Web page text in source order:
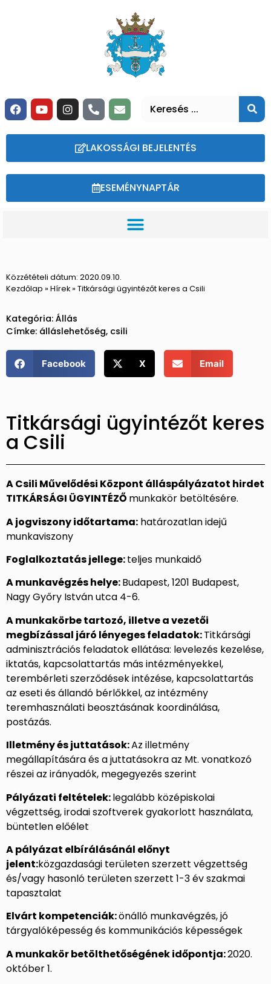
LAKOSSÁGI BEJELENTÉS
ESEMÉNYNAPTÁR
Közzétételi dátum: 2020.09.10.
Kezdőlap » Hírek» Titkársági ügyintézőt keres a Csili
Kategória: Állás
Címke: álláslehetőség, csili
Facebook X Email
Titkársági ügyintézőt keres
a Csili
A Csili Művelődési Központ álláspályázatot hirdet
TITKÁRSÁGI ÜGYINTÉZŐ munkakör betöltésére.
A jogviszony időtartama: határozatlan idejű
munkaviszony
Foglalkoztatás jellege:teljes munkaidő
A munkavégzés helye:Budapest, 1201 Budapest,
Nagy Győry István utca 4-6.
A munkakörbe tartozó, illetve a vezetői
megbízással járó lényeges feladatok:Titkársági
adminisztrációs feladatok ellátása: levelezés kezelése,
iktatás, kapcsolattartás más intézményekkel,
terembérleti szerződések intézése, kapcsolattartás
az eseti és állandó bérlőkkel, az intézmény
teremhasználati beosztásának koordinálása,
postázás.
Illetmény és juttatások:Az illetmény
megállapítására és a juttatásokra az Mt. vonatkozó
részei az irányadók, megegyezés szerint
Pályázati feltételek:legalább középiskolai
végzettség, irodai szoftverek gyakorlott használata,
büntetlen előélet
A pályázat elbírálásánál előnyt
jelent:közgazdasági területen szerzett végzettség
és/vagy hasonló területen szerzett 1-3 év szakmai
tapasztalat
Elvárt kompetenciák:önálló munkavégzés, jó
tárgyalóképesség és kommunikációs képességek
A munkakör betölthetőségének időpontja:2020.
október 1.